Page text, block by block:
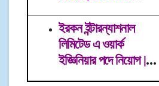
Maharashtra Job
→
ইরকন ইন্টারন্যাশনাল
লিমিটেড এ ওয়ার্ক
ইজ্ঞিনিয়ার পদে নিয়োগ |
Ircon International